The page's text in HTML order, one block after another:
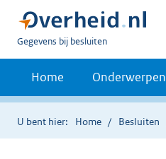
U
bent
Gegevens bij besluiten
Home Onderwerpen
U bent hier: Home Besluiten